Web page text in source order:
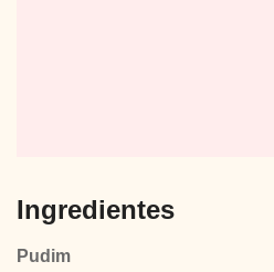
Ingredientes
Pudim